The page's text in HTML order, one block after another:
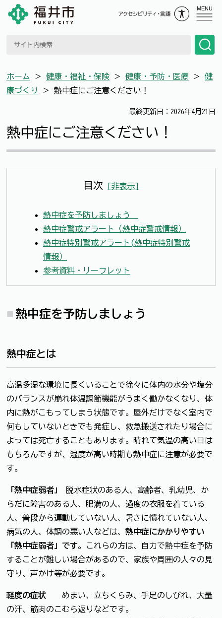
MENU
ホーム ＞ 健康・福祉・保険 ＞ 健康・予防・医療 ＞ 健
康づくり
＞ 熱中症にご注意ください！
最終更新日：2026年4月21日
熱中症にご注意ください！
目次 [非表示]
熱中症を予防しましょう
熱中症警戒アラート（熱中症警戒情報）
熱中症特別警戒アラート(熱中症特別警戒
情報）
参考資料・リーフレット
熱中症を予防しましょう
熱中症とは
高温多湿な環境に長くいることで徐々に体内の水分や塩分
のバランスが崩れ体温調節機能がうまく働かなくなり、体
内に熱がこもってしまう状態です。屋外だけでなく室内で
何もしていないときでも発症し、救急搬送されたり場合に
よっては死亡することもあります。晴れて気温の高い日は
もちろんですが、湿度が高い時期も熱中症に注意が必要で
す。
「熱中症弱者」
脱水症状のある人、高齢者、乳幼児、か
らだに障害のある人、肥満の人、過度の衣服を着ている
人、普段から運動していない人、暑さに慣れていない人、
病気の人、体調の悪い人などは、 熱中症にかかりやすい
「熱中症弱者」です。これらの方は、自力で熱中症を予防
することが難しい場合があるので、家族や周囲の人々の見
守り、声かけ等が必要です。
軽度の症状 めまい、立ちくらみ、手足のしびれ、大量
の汗、筋肉のこむら返りなどです。